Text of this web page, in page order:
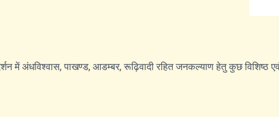
में अंधविश्वास, पाखण्ड, आडम्बर, रूढ़िवादी रहित जनकल्याण हेतु कुछ